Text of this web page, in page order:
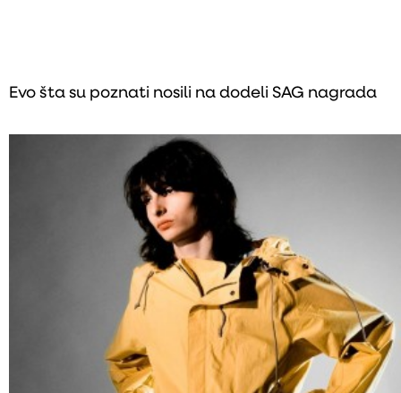
Evo šta su poznati nosili na dodeli SAG nagrada